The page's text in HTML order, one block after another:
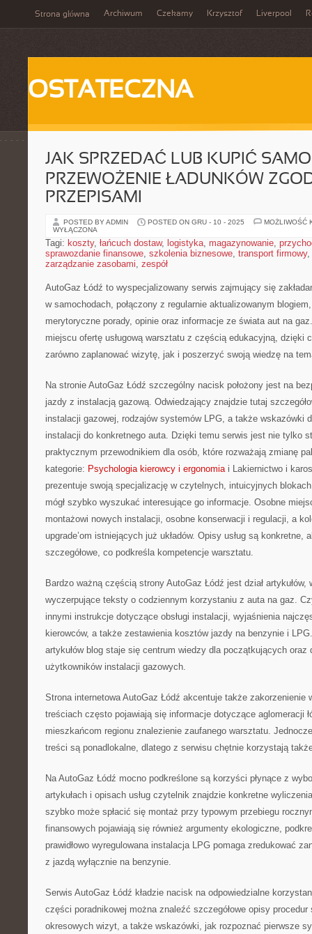
Strona główna Archiwum Czekamy Krzysztof Liverpool
OSTATECZNA
JAK SPRZEDAĆ LUB KUPIĆ
PRZEWOŻENIE ŁADUNKÓW
PRZEPISAMI
POSTED BY ADMIN POSTED ON GRU - 10 - 2025
MOŻLIWOŚĆ
WYŁĄCZONA
Tagi: koszty, łańcuch dostaw, logistyka, magazynowanie,
sprawozdanie finansowe, szkolenia biznesowe, transport firmowy,
zarządzanie zasobami, zespół
AutoGaz Łódź to wyspecjalizowany serwis zajmujący się
w samochodach, połączony z regularnie aktualizowanym
merytoryczne porady, opinie oraz informacje ze świata aut na
miejscu ofertę usługową warsztatu z częścią edukacyjną, dzięki
zarówno zaplanować wizytę, jak i poszerzyć swoją wiedzę na
Na stronie AutoGaz Łódź szczególny nacisk położony jest na
jazdy z instalacją gazową. Odwiedzający znajdzie tutaj
instalacji gazowej, rodzajów systemów LPG, a także wskazówki
instalacji do konkretnego auta. Dzięki temu serwis jest nie tylko
praktycznym przewodnikiem dla osób, które rozważają zmianę
kategorie: Psychologia kierowcy i ergonomiai Lakiernictwo i
prezentuje swoją specjalizację w czytelnych, intuicyjnych
mógł szybko wyszukać interesujące go informacje. Osobne
montażowi nowych instalacji, osobne konserwacji i regulacji, a
upgrade’om istniejących już układów. Opisy usług są konkretne,
szczegółowe, co podkreśla kompetencje warsztatu.
Bardzo ważną częścią strony AutoGaz Łódź jest dział artykułów,
wyczerpujące teksty o codziennym korzystaniu z auta na gaz.
innymi instrukcje dotyczące obsługi instalacji, wyjaśnienia
kierowców, a także zestawienia kosztów jazdy na benzynie i
artykułów blog staje się centrum wiedzy dla początkujących oraz
użytkowników instalacji gazowych.
Strona internetowa AutoGaz Łódź akcentuje także zakorzenienie
treściach często pojawiają się informacje dotyczące aglomeracji
mieszkańcom regionu znalezienie zaufanego warsztatu.
treści są ponadlokalne, dlatego z serwisu chętnie korzystają
Na AutoGaz Łódź mocno podkreślone są korzyści płynące z
artykułach i opisach usług czytelnik znajdzie konkretne
szybko może spłacić się montaż przy typowym przebiegu
finansowych pojawiają się również argumenty ekologiczne,
prawidłowo wyregulowana instalacja LPG pomaga zredukować
z jazdą wyłącznie na benzynie.
Serwis AutoGaz Łódź kładzie nacisk na odpowiedzialne
części poradnikowej można znaleźć szczegółowe opisy
okresowych wizyt, a także wskazówki, jak rozpoznać pierwsze